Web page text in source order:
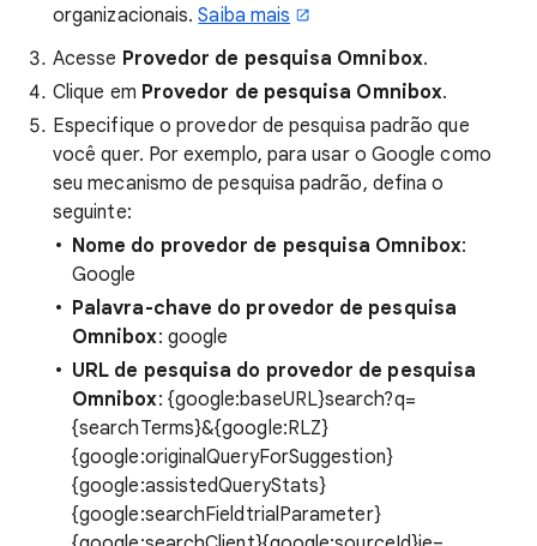
organizacionais.Saiba mais
Acesse Provedor de pesquisa Omnibox.
Clique em Provedor de pesquisa Omnibox.
Especifique o provedor de pesquisa padrão que
você quer. Por exemplo, para usar o Google como
seu mecanismo de pesquisa padrão, defina o
seguinte:
Nome do provedor de pesquisa Omnibox:
Google
Palavra-chave do provedor de pesquisa
Omnibox: google
URL de pesquisa do provedor de pesquisa
Omnibox: {google:baseURL}search?q=
{searchTerms}&{google:RLZ}
{google:originalQueryForSuggestion}
{google:assistedQueryStats}
{google:searchFieldtrialParameter}